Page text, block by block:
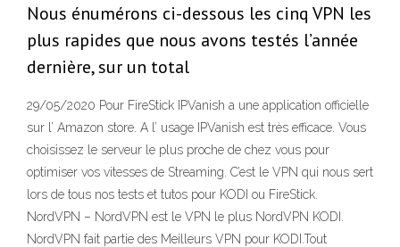
Nous énumérons ci-dessous les cinq VPN les
plus rapides que nous avons testés l’année
dernière, sur un total
29/05/2020 Pour FireStick IPVanish a une application officielle
sur l’ Amazon store. A l’ usage IPVanish est très efficace. Vous
choisissez le serveur le plus proche de chez vous pour
optimiser vos vitesses de Streaming. C’est le VPN qui nous sert
lors de tous nos tests et tutos pour KODI ou FireStick.
NordVPN – NordVPN est le VPN le plus NordVPN KODI.
NordVPN fait partie des Meilleurs VPN pour KODI.Tout